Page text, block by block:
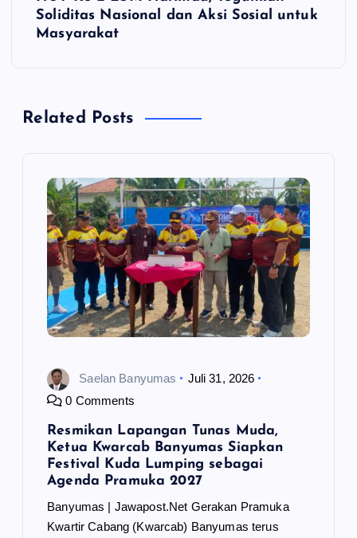
s
Soliditas Nasional dan Aksi Sosial untuk
Masyarakat
Related Posts
Saelan Banyumas
Juli 31, 2026
0 Comments
Resmikan Lapangan Tunas Muda,
Ketua Kwarcab Banyumas Siapkan
Festival Kuda Lumping sebagai
Agenda Pramuka 2027
Banyumas | Jawapost.Net Gerakan Pramuka
Kwartir Cabang (Kwarcab) Banyumas terus